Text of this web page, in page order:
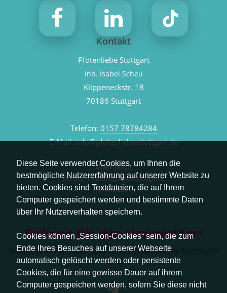
Diese Seite verwendet Cookies, um Ihnen die
bestmögliche Nutzererfahrung auf unserer Website zu
bieten. Cookies sind Textdateien, die auf Ihrem
Computer gespeichert werden und bestimmte Daten
über Ihr Nutzerverhalten speichern.
Cookies können „Session-Cookies“ sein, die zum
Ende Ihres Besuches auf unserer Webseite
automatisch gelöscht werden oder persistente
Cookies, die für eine gewisse Dauer auf ihrem
Computer gespeichert werden, sofern Sie diese nicht
Kontakt
Pfotenliebe Stuttgart
Inh. Isabel Scheu
Klippeneckstr. 18
70186 Stuttgart
Telefon: 0157 78784284
E-Mail:info@pfotenliebe-stuttgart.de
Über mich
Meine Trainingsphilosophie
Kontakt
Sichere Dir den Newsletter:
erhalte sofort aktuelle Tipps rund um das Thema Herbst mit
Hund.